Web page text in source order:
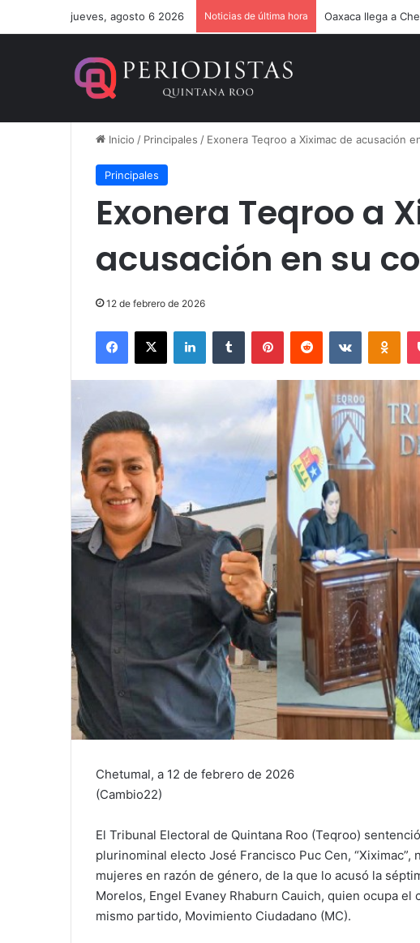
jueves, agosto 6 2026 Noticias de última hora Estefanía
Inicio / Principales / Exonera Teqroo a Xiximac de acusación
Principales
Exonera Teqroo a
acusación en su
12 de febrero de 2026
Facebook
X LinkedInTumblr PinterestReddit VKontakte
Chetumal, a 12 de febrero de 2026
(Cambio22)
El Tribunal Electoral de Quintana Roo (Teqroo)
plurinominal electo José Francisco Puc Cen,
mujeres en razón de género, de la que lo acusó la
Morelos, Engel Evaney Rhaburn Cauich, quien ocupa
mismo partido, Movimiento Ciudadano (MC).